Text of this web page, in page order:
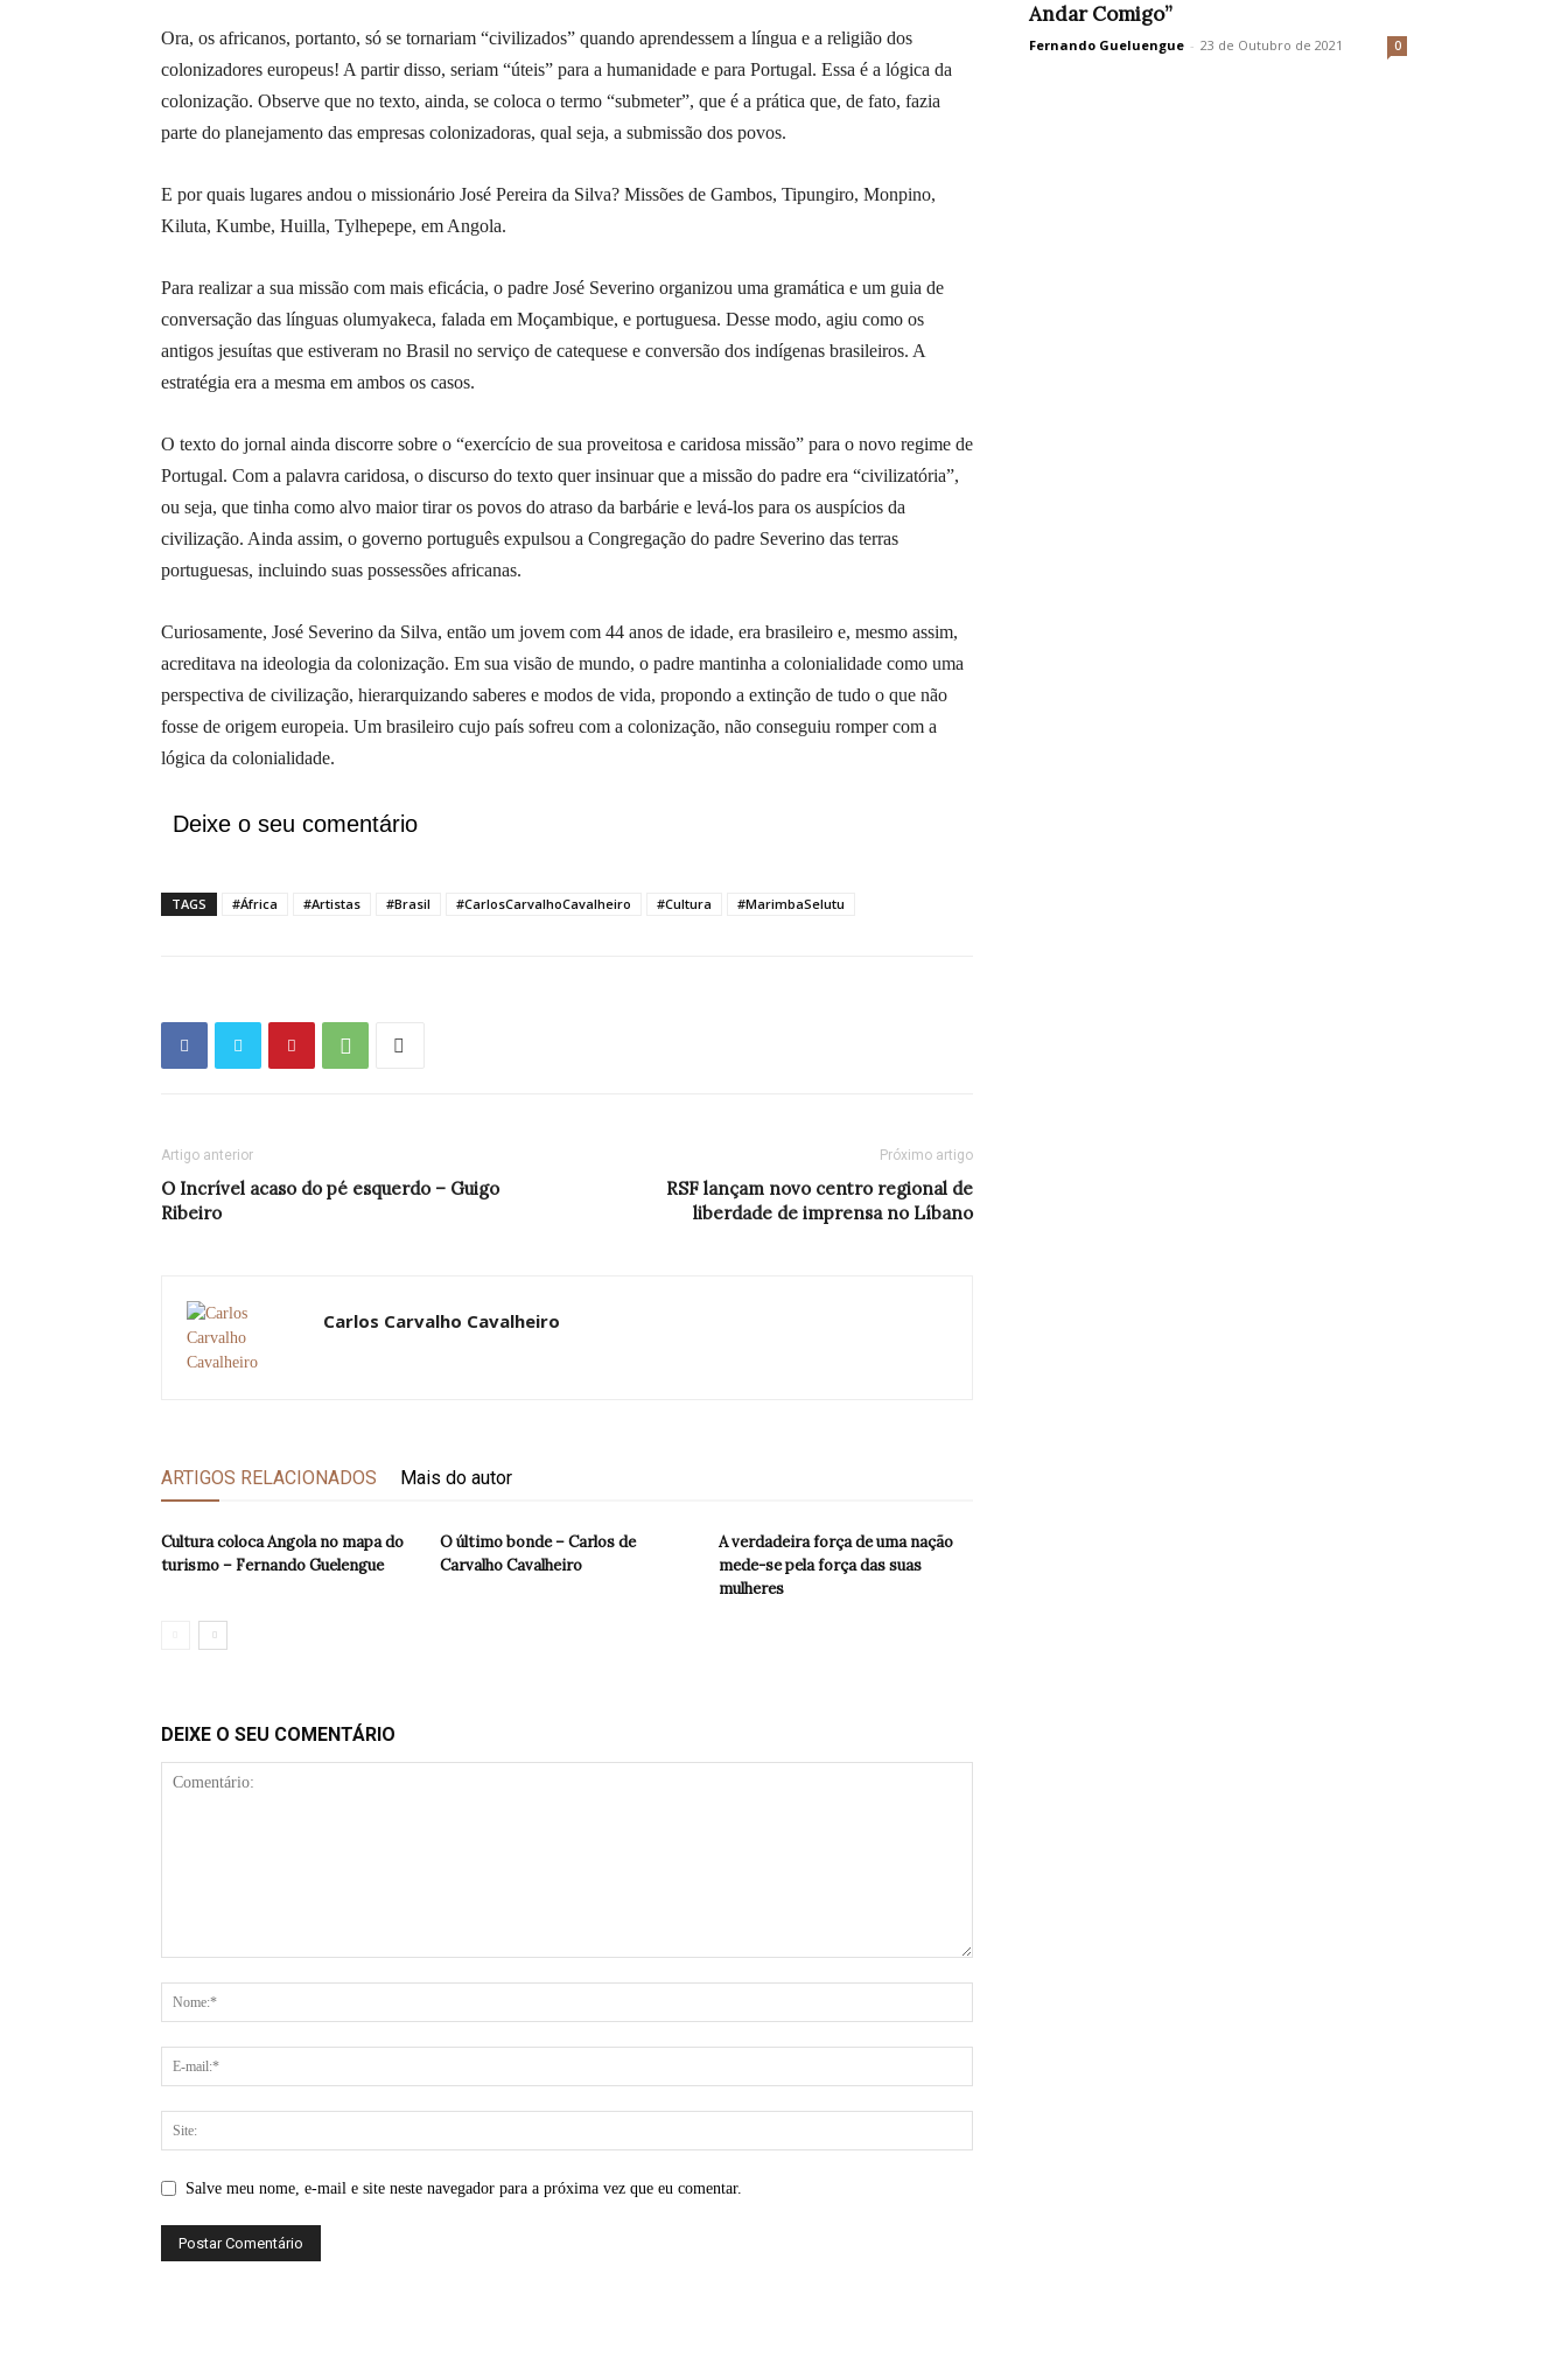
Ora, os africanos, portanto, só se tornariam “civilizados” quando aprendessem a língua e a religião dos
colonizadores europeus! A partir disso, seriam “úteis” para a humanidade e para Portugal. Essa é a lógica da
colonização. Observe que no texto, ainda, se coloca o termo “submeter”, que é a prática que, de fato, fazia
parte do planejamento das empresas colonizadoras, qual seja, a submissão dos povos.
E por quais lugares andou o missionário José Pereira da Silva? Missões de Gambos, Tipungiro, Monpino,
Kiluta, Kumbe, Huilla, Tylhepepe, em Angola.
Para realizar a sua missão com mais eficácia, o padre José Severino organizou uma gramática e um guia de
conversação das línguas olumyakeca, falada em Moçambique, e portuguesa. Desse modo, agiu como os
antigos jesuítas que estiveram no Brasil no serviço de catequese e conversão dos indígenas brasileiros. A
estratégia era a mesma em ambos os casos.
O texto do jornal ainda discorre sobre o “exercício de sua proveitosa e caridosa missão” para o novo regime de
Portugal. Com a palavra caridosa, o discurso do texto quer insinuar que a missão do padre era “civilizatória”,
ou seja, que tinha como alvo maior tirar os povos do atraso da barbárie e levá-los para os auspícios da
civilização. Ainda assim, o governo português expulsou a Congregação do padre Severino das terras
portuguesas, incluindo suas possessões africanas.
Curiosamente, José Severino da Silva, então um jovem com 44 anos de idade, era brasileiro e, mesmo assim,
acreditava na ideologia da colonização. Em sua visão de mundo, o padre mantinha a colonialidade como uma
perspectiva de civilização, hierarquizando saberes e modos de vida, propondo a extinção de tudo o que não
fosse de origem europeia. Um brasileiro cujo país sofreu com a colonização, não conseguiu romper com a
lógica da colonialidade.
Deixe o seu comentário
TAGS #África #Artistas #Brasil #CarlosCarvalhoCavalheiro #Cultura #MarimbaSelutu
Artigo anterior
O Incrível acaso do pé esquerdo – Guigo
Ribeiro
Próximo artigo
RSF lançam novo centro regional de
liberdade de imprensa no Líbano
Carlos Carvalho Cavalheiro
ARTIGOS RELACIONADOS Mais do autor
Cultura coloca Angola no mapa do
turismo – Fernando Guelengue
O último bonde – Carlos de
Carvalho Cavalheiro
A verdadeira força de uma nação
mede-se pela força das suas
mulheres
DEIXE O SEU COMENTÁRIO
Salve meu nome, e-mail e site neste navegador para a próxima vez que eu comentar.
Andar Comigo”
Fernando Gueluengue - 23 de Outubro de 2021 0